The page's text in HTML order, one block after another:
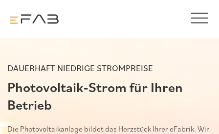
DAUERHAFT NIEDRIGE STROMPREISE
Photovoltaik-Strom für Ihren
Betrieb
Die Photovoltaikanlage bildet das Herzstück Ihrer eFabrik. Wir